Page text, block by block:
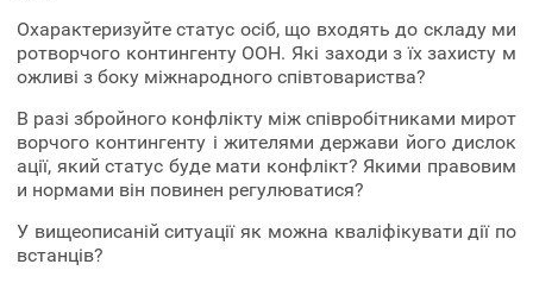
Охарактеризуйте статус осіб, що входять до складу ми
ротворчого контингенту ООН. Які заходи з їх захисту м
ожливі з боку міжнародного співтовариства?
В разі збройного конфлікту між співробітниками мирот
ворчого контингенту і жителями держави його дислок
ації, який статус буде мати конфлікт? Якими правовим
и нормами він повинен регулюватися?
У вищеописаній ситуації як можна кваліфікувати дії по
встанців?